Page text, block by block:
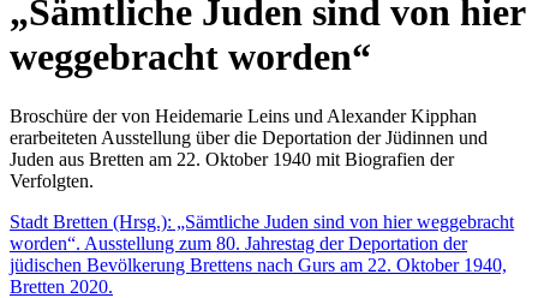
„Sämtliche Juden sind von hier
weggebracht worden“
Broschüre der von Heidemarie Leins und Alexander Kipphan
erarbeiteten Ausstellung über die Deportation der Jüdinnen und
Juden aus Bretten am 22. Oktober 1940 mit Biografien der
Verfolgten.
Stadt Bretten (Hrsg.): „Sämtliche Juden sind von hier weggebracht
worden“. Ausstellung zum 80. Jahrestag der Deportation der
jüdischen Bevölkerung Brettens nach Gurs am 22. Oktober 1940,
Bretten 2020.